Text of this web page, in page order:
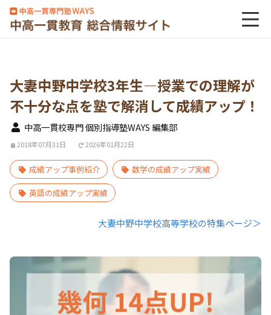
大妻中野中学校3年生―授業での理解が
不十分な点を塾で解消して成績アップ！
中高一貫校専門 個別指導塾WAYS 編集部
2018年07月31日 2026年01月22日
成績アップ事例紹介 数学の成績アップ実績
英語の成績アップ実績
大妻中野中学校高等学校の特集ページ＞